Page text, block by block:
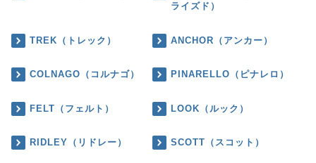
ライズド）
TREK（トレック） ANCHOR（アンカー）
COLNAGO（コルナゴ） PINARELLO（ピナレロ）
FELT（フェルト） LOOK（ルック）
RIDLEY（リドレー） SCOTT（スコット）